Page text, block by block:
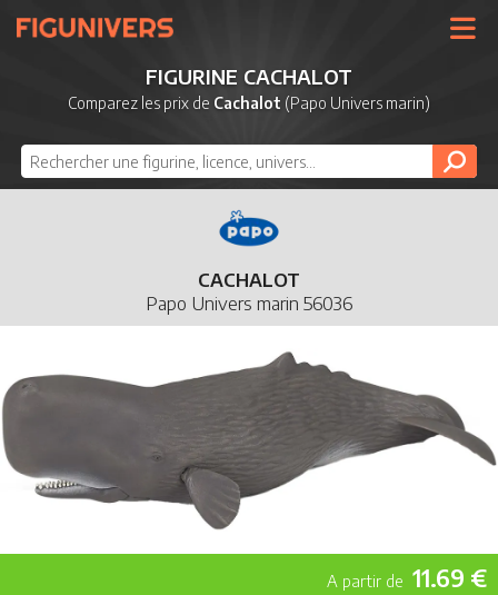
UNIVERS
LICENCES
NOUVEAUTÉS
DERNIERS AJOUTS
FIGURINE CACHALOT
Comparez les prix de Cachalot (Papo Univers marin)
CACHALOT
Papo Univers marin 56036
11.69 €